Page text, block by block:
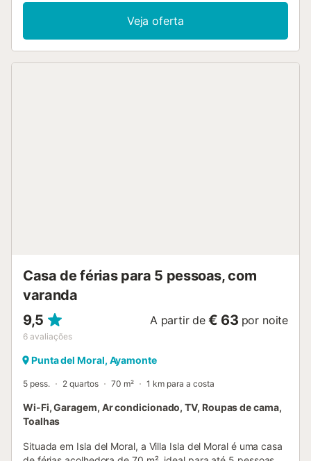
(SVQ)" e está localizado numa zona ideal para famílias e
junto ao mar. Dispõe de elevador, terraço, máquina de
lavar roupa, acesso à internet (wifi), aquecimento com
Veja oferta
Casa de férias para 5 pessoas, com
varanda
9,5
6 avaliações
A partir de € 63 por noite
Punta del Moral, Ayamonte
5 pess. 2 quartos 70 m² 1 km para a costa
Wi-Fi, Garagem, Ar condicionado, TV, Roupas de cama,
Toalhas
Situada em Isla del Moral, a Villa Isla del Moral é uma casa